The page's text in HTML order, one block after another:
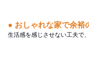
● おしゃれな家で余裕
生活感を感じさせない工夫で